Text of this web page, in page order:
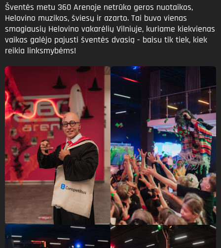
Šventės metu 360 Arenoje netrūko geros nuotaikos,
Helovino muzikos, šviesų ir azarto. Tai buvo vienas
smagiausių Helovino vakarėlių Vilniuje, kuriame kiekvienas
vaikas galėjo pajusti šventės dvasią - baisu tik tiek, kiek
reikia linksmybėms!